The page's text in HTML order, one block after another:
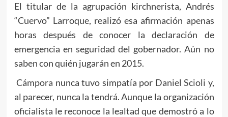
El titular de la agrupación kirchnerista, Andrés
“Cuervo” Larroque, realizó esa afirmación apenas
horas después de conocer la declaración de
emergencia en seguridad del gobernador. Aún no
saben con quién jugarán en 2015.
Cámpora nunca tuvo simpatía por Daniel Scioli y,
al parecer, nunca la tendrá. Aunque la organización
oficialista le reconoce la lealtad que demostró a lo